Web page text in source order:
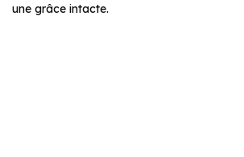
une grâce intacte.